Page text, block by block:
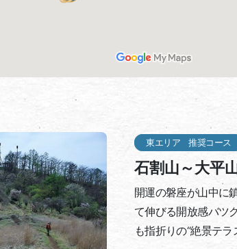
東エリア 推奨コース
石割山～大平
開運の磐座が山中に
て伸びる開放感バツ
も指折りの“絶景テラ